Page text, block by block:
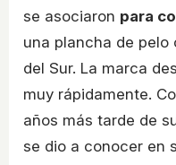
se asociaron para
una plancha de pelo
del Sur. La marca
muy rápidamente.
años más tarde de
se dio a conocer en